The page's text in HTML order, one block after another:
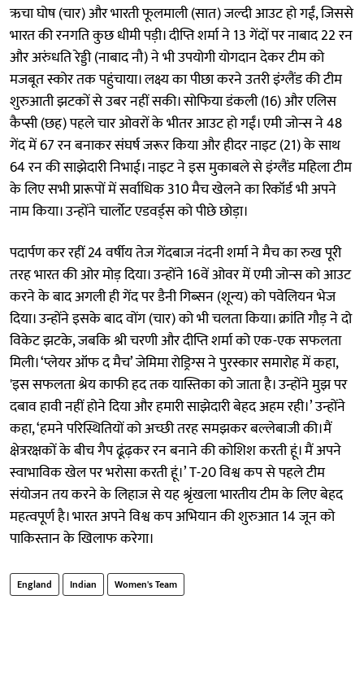
ऋचा घोष (चार) और भारती फूलमाली (सात) जल्दी आउट हो गईं, जिससे
भारत की रनगति कुछ धीमी पड़ी। दीप्ति शर्मा ने 13 गेंदों पर नाबाद 22 रन
और अरुंधति रेड्डी (नाबाद नौ) ने भी उपयोगी योगदान देकर टीम को
मजबूत स्कोर तक पहुंचाया। लक्ष्य का पीछा करने उतरी इंग्लैंड की टीम
शुरुआती झटकों से उबर नहीं सकी। सोफिया डंकली (16) और एलिस
कैप्सी (छह) पहले चार ओवरों के भीतर आउट हो गईं। एमी जोन्स ने 48
गेंद में 67 रन बनाकर संघर्ष जरूर किया और हीदर नाइट (21) के साथ
64 रन की साझेदारी निभाई। नाइट ने इस मुकाबले से इंग्लैंड महिला टीम
के लिए सभी प्रारूपों में सर्वाधिक 310 मैच खेलने का रिकॉर्ड भी अपने
नाम किया। उन्होंने चार्लोट एडवर्ड्स को पीछे छोड़ा।
पदार्पण कर रहीं 24 वर्षीय तेज गेंदबाज नंदनी शर्मा ने मैच का रुख पूरी
तरह भारत की ओर मोड़ दिया। उन्होंने 16वें ओवर में एमी जोन्स को आउट
करने के बाद अगली ही गेंद पर डैनी गिब्सन (शून्य) को पवेलियन भेज
दिया। उन्होंने इसके बाद वोंग (चार) को भी चलता किया। क्रांति गौड़ ने दो
विकेट झटके, जबकि श्री चरणी और दीप्ति शर्मा को एक-एक सफलता
मिली। ‘प्लेयर ऑफ द मैच’ जेमिमा रोड्रिग्स ने पुरस्कार समारोह में कहा,
'इस सफलता श्रेय काफी हद तक यास्तिका को जाता है। उन्होंने मुझ पर
दबाव हावी नहीं होने दिया और हमारी साझेदारी बेहद अहम रही।’ उन्होंने
कहा, ‘हमने परिस्थितियों को अच्छी तरह समझकर बल्लेबाजी की।मैं
क्षेत्ररक्षकों के बीच गैप ढूंढ़कर रन बनाने की कोशिश करती हूं। मैं अपने
स्वाभाविक खेल पर भरोसा करती हूं।’ T-20 विश्व कप से पहले टीम
संयोजन तय करने के लिहाज से यह श्रृंखला भारतीय टीम के लिए बेहद
महत्वपूर्ण है। भारत अपने विश्व कप अभियान की शुरुआत 14 जून को
पाकिस्तान के खिलाफ करेगा।
England Indian Women's Team